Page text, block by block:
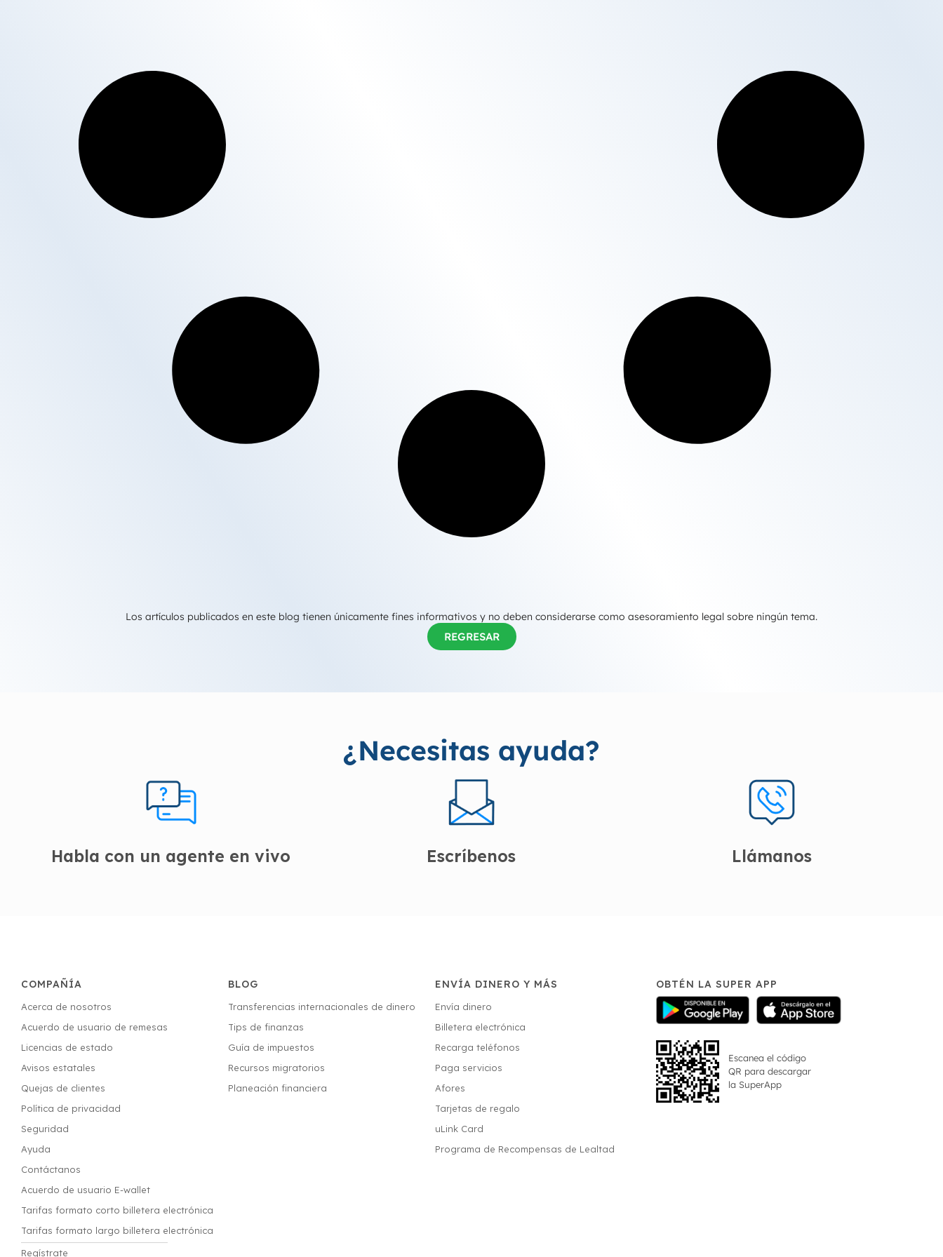
Los artículos publicados en este blog tienen únicamente fines informativos y no deben considerarse como asesoramiento legal sobre ningún tema.
REGRESAR
¿Necesitas ayuda?
Habla con un agente en vivo Escríbenos Llámanos
COMPAÑÍA
Acerca de nosotros
Acuerdo de usuario de remesas
Licencias de estado
Avisos estatales
Quejas de clientes
Política de privacidad
Seguridad
Ayuda
Contáctanos
Acuerdo de usuario E-wallet
Tarifas formato corto billetera electrónica
Tarifas formato largo billetera electrónica
Regístrate
BLOG
Transferencias internacionales de dinero
Tips de finanzas
Guía de impuestos
Recursos migratorios
Planeación financiera
ENVÍA DINERO Y MÁS
Envía dinero
Billetera electrónica
Recarga teléfonos
Paga servicios
Afores
Tarjetas de regalo
uLink Card
Programa de Recompensas de Lealtad
OBTÉN LA SUPER APP
Escanea el código
QR para descargar
la SuperApp